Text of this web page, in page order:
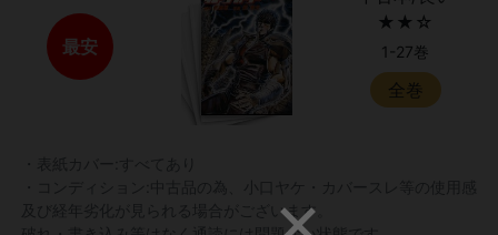
最安
★★☆
1-27巻
全巻
及び経年劣化が見られる場合がございます。